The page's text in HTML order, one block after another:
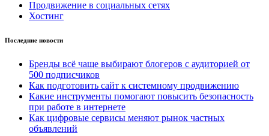
Продвижение в социальных сетях
Хостинг
Последние новости
Бренды всё чаще выбирают блогеров с аудиторией от
500 подписчиков
Как подготовить сайт к системному продвижению
Какие инструменты помогают повысить безопасность
при работе в интернете
Как цифровые сервисы меняют рынок частных
объявлений